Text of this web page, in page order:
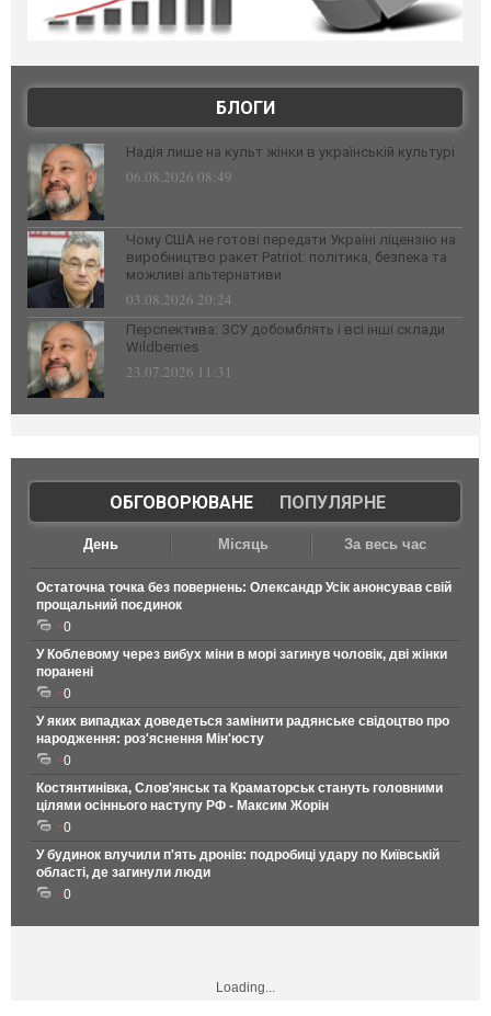
БЛОГИ
Надія лише на культ жінки в українській культурі
06.08.2026 08:49
Чому США не готові передати Україні ліцензію на
виробництво ракет Patriot: політика, безпека та
можливі альтернативи
03.08.2026 20:24
Перспектива: ЗСУ добомблять і всі інші склади
Wildberries
23.07.2026 11:31
ОБГОВОРЮВАНЕ| ПОПУЛЯРНЕ
День Місяць За весь час
Остаточна точка без повернень: Олександр Усік анонсував свій
прощальний поєдинок
0
У Коблевому через вибух міни в морі загинув чоловік, дві жінки
поранені
0
У яких випадках доведеться замінити радянське свідоцтво про
народження: роз'яснення Мін'юсту
0
Костянтинівка, Слов'янськ та Краматорськ стануть головними
цілями осіннього наступу РФ - Максим Жорін
0
У будинок влучили п'ять дронів: подробиці удару по Київській
області, де загинули люди
0
Loading...